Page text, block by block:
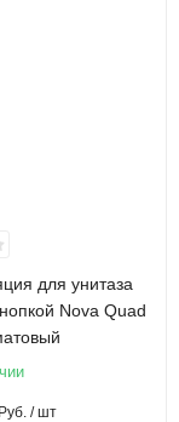
для унитаза
Nova Quad
Руб. / шт